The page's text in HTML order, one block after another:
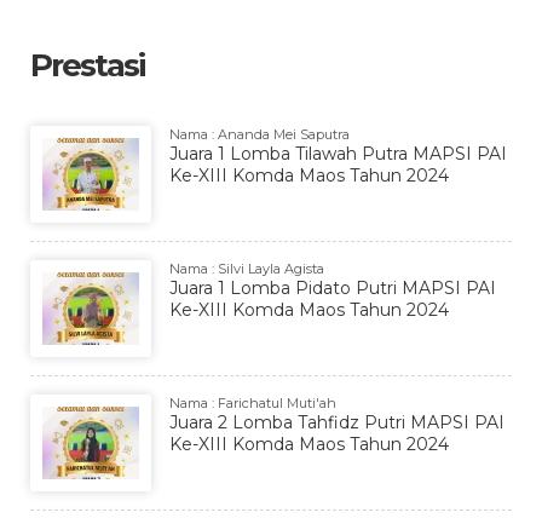
Prestasi
Nama : Ananda Mei Saputra
Juara 1 Lomba Tilawah Putra MAPSI PAI
Ke-XIII Komda Maos Tahun 2024
Nama : Silvi Layla Agista
Juara 1 Lomba Pidato Putri MAPSI PAI
Ke-XIII Komda Maos Tahun 2024
Nama : Farichatul Muti'ah
Juara 2 Lomba Tahfidz Putri MAPSI PAI
Ke-XIII Komda Maos Tahun 2024